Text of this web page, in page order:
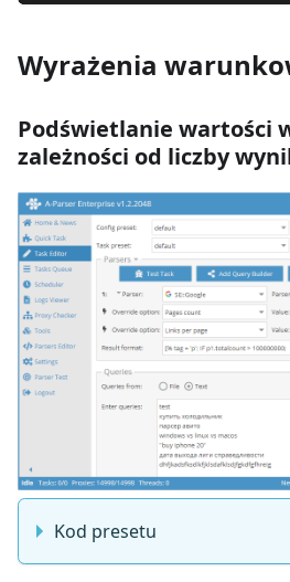
Wyrażenia
Podświetlanie wartości
zależności od liczby
Kod presetu